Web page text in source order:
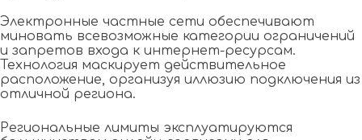
Электронные частные сети обеспечивают
миновать всевозможные категории ограничений
и запретов входа к интернет-ресурсам.
Технология маскирует действительное
расположение, организуя иллюзию подключения из
отличной региона.
Региональные лимиты эксплуатируются